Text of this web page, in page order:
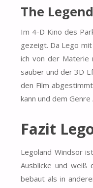
The
Im 4-D Kino des
gezeigt. Da Lego
ich von der Materie
sauber und der 3D
den Film
kann und dem
Fazit
Legoland Windsor
Ausblicke und weiß
bebaut als in